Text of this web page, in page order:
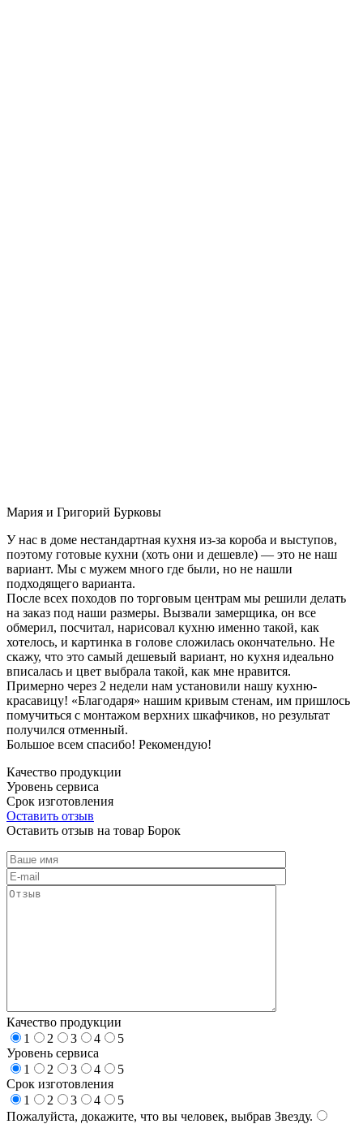
Мария и Григорий Бурковы
У нас в доме нестандартная кухня из-за короба и выступов,
поэтому готовые кухни (хоть они и дешевле) — это не наш
вариант. Мы с мужем много где были, но не нашли
подходящего варианта.
После всех походов по торговым центрам мы решили делать
на заказ под наши размеры. Вызвали замерщика, он все
обмерил, посчитал, нарисовал кухню именно такой, как
хотелось, и картинка в голове сложилась окончательно. Не
скажу, что это самый дешевый вариант, но кухня идеально
вписалась и цвет выбрала такой, как мне нравится.
Примерно через 2 недели нам установили нашу кухню-
красавицу! «Благодаря» нашим кривым стенам, им пришлось
помучиться с монтажом верхних шкафчиков, но результат
получился отменный.
Большое всем спасибо! Рекомендую!
Качество продукции
Уровень сервиса
Срок изготовления
Оставить отзыв
Оставить отзыв на товар Борок
Качество продукции
1
2 3 4
5
Уровень сервиса
1
2 3 4
5
Срок изготовления
1
2 3 4
5
Пожалуйста, докажите, что вы человек, выбрав Звезду.